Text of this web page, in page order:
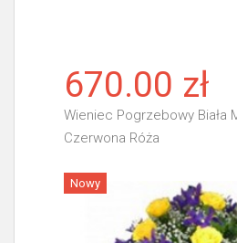
670.00 zł
Wieniec Pogrzebowy Biała
Czerwona Róża
Więcej
Nowy